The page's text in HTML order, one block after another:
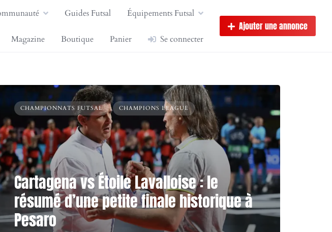
Guides Futsal Équipements Futsal
Magazine Boutique Panier Se connecter
Ajouter une annonce
CHAMPIONNATS FUTSAL CHAMPIONS LEAGUE
Cartagena vs Étoile Lavalloise : le
résumé d’une petite finale historique à
Pesaro